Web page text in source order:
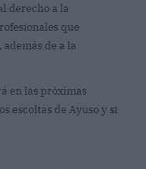
derecho a la
que
de a la
en las próximas
escoltas de Ayuso y si